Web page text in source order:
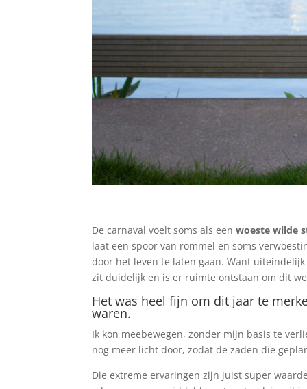
De carnaval voelt soms als eenwoeste wilde
laat een spoor van rommel en soms
door het leven te laten gaan. Want
zit duidelijk en is er ruimte ontstaan om dit
Het was heel fijn om dit jaar te
waren.
Ik kon meebewegen, zonder mijn basis te
nog meer licht door, zodat de zaden die
Die extreme ervaringen zijn juist super